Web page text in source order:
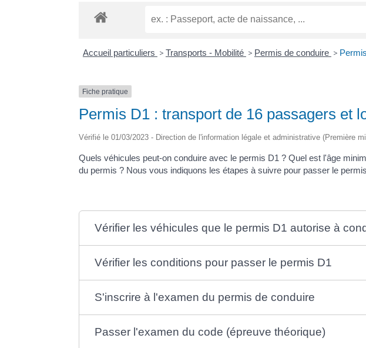
Accueil particuliers > Transports - Mobilité > Permis de conduire >
Fiche pratique
Permis D1 : transport de 16 passagers et
Vérifié le 01/03/2023 - Direction de l'information légale et administrative (Première
Quels véhicules peut-on conduire avec le permis D1 ? Quel est l'âge
du permis ? Nous vous indiquons les étapes à suivre pour passer le
Vérifier les véhicules que le permis D1 autorise à
Vérifier les conditions pour passer le permis D1
S'inscrire à l'examen du permis de conduire
Passer l'examen du code (épreuve théorique)